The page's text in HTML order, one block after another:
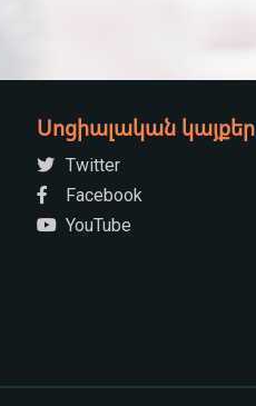
Սոցիալական կայքեր
Twitter
Facebook
YouTube